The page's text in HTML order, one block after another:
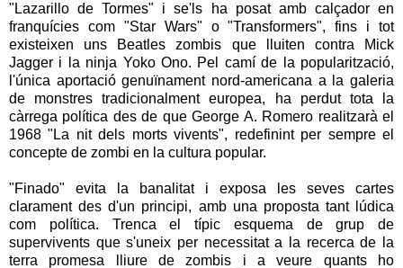
"Lazarillo deTormes" i se'ls ha posat amb calçador en
franquícies com "Star Wars" o "Transformers", fins i tot
existeixen uns
Beatles zombis que lluiten contra
Mick
Jagger i la ninja Yoko Ono. Pel camí de la popularització,
l'única aportació genuïnament nord-americana a la galeria
de monstres tradicionalment europea, ha perdut tota la
càrrega política des de queGeorge A. Romero realitzarà el
1968 "La nit dels morts vivents", redefinint per sempre el
concepte de zombi en la cultura popular.
"Finado" evita la banalitat i exposa les seves cartes
clarament des d'un principi, amb una proposta tant lúdica
com política. Trenca el típic esquema de grup de
supervivents que s'uneix per necessitat a la recerca de la
terra promesa lliure de zombis i a veure quants ho